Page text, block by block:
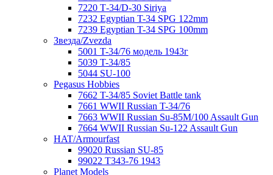
7220 Т-34/D-30 Siriya
7232 Egyptian T-34 SPG 122mm
7239 Egyptian T-34 SPG 100mm
Звезда/Zvezda
5001 T-34/76 модель 1943г
5039 T-34/85
5044 SU-100
Pegasus Hobbies
7662 T-34/85 Soviet Battle tank
7661 WWII Russian T-34/76
7663 WWII Russian Su-85M/100 Assault Gun
7664 WWII Russian Su-122 Assault Gun
HAT/Armourfast
99020 Russian SU-85
99022 T343-76 1943
Planet Models